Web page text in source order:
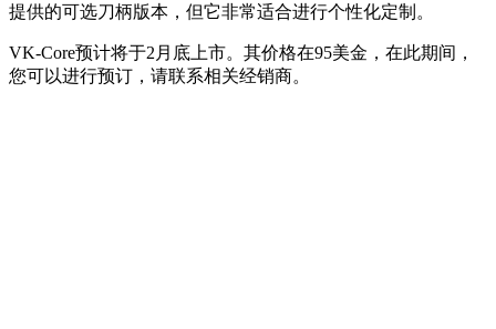
提供的可选刀柄版本，但它非常适合进行个性化定制。
VK-Core预计将于2月底上市。其价格在95美金，在此期间，
您可以进行预订，请联系相关经销商。